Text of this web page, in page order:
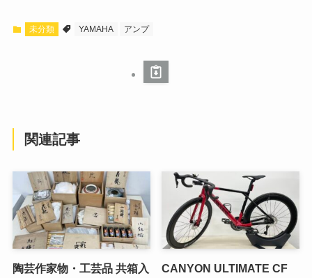
未分類 YAMAHA アンプ
関連記事
陶芸作家物・工芸品 共箱入
CANYON ULTIMATE CF